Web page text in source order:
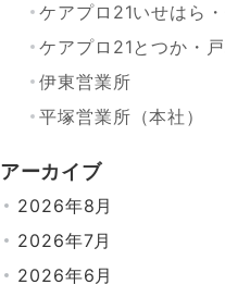
ケアプロ21いせはら
ケアプロ21とつか・
伊東営業所
平塚営業所（本社）
アーカイブ
2026年8月
2026年7月
2026年6月